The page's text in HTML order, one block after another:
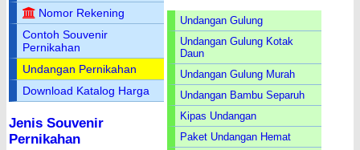
Nomor Rekening
Contoh Souvenir
Pernikahan
Undangan Pernikahan
Download Katalog Harga
Jenis Souvenir
Pernikahan
Undangan Gulung
Undangan Gulung Kotak
Daun
Undangan Gulung Murah
Undangan Bambu Separuh
Kipas Undangan
Paket Undangan Hemat